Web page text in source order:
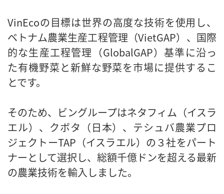
VinEcoの目標は世界の高度な技術を使用し、
ベトナム農業生産工程管理（VietGAP）、国際
的な生産工程管理（GlobalGAP）基準に沿っ
た有機野菜と新鮮な野菜を市場に提供するこ
とです。
そのため、ビングループはネタフィム（イスラ
エル）、クボタ（日本）、テシュバ農業プロ
ジェクトーTAP（イスラエル）の３社をパート
ナーとして選択し、総額千億ドンを超える最新
の農業技術を輸入しました。